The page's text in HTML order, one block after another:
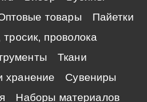
товары
Пайетки
тросик, проволока
Ткани
хранение
Сувениры
Наборы материалов